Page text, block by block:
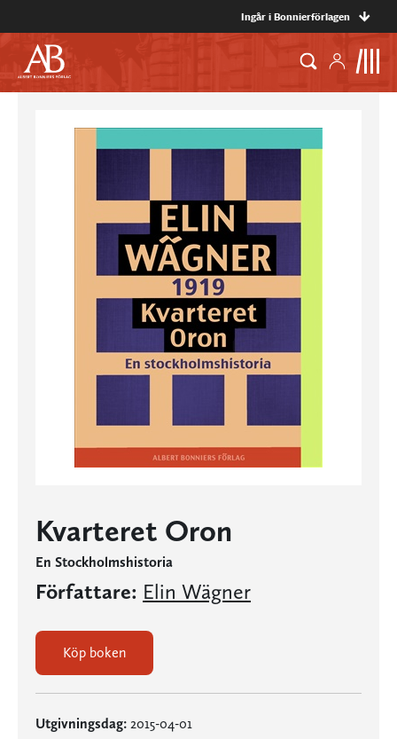
Ingår i Bonnierförlagen
Kvarteret Oron
En Stockholmshistoria
Författare: Elin Wägner
Köp boken
Utgivningsdag: 2015-04-01